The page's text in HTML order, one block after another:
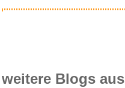
weitere Blogs aus